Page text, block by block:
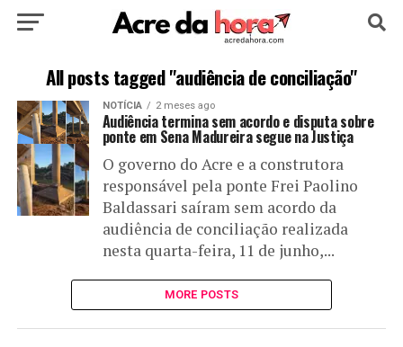
HOME POLÍTICA CULTURA ESPORTE
EDUCAÇÃO NOTÍCIA MUNDO
All posts tagged "audiência de conciliação"
NOTÍCIA 2 meses ago
Audiência termina sem acordo e disputa sobre
ponte em Sena Madureira segue na Justiça
O governo do Acre e a construtora
responsável pela ponte Frei Paolino
Baldassari saíram sem acordo da
audiência de conciliação realizada
nesta quarta-feira, 11 de junho,...
MORE POSTS